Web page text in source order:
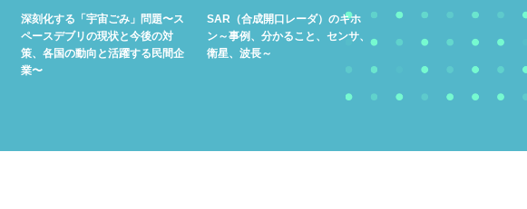
深刻化する「宇宙ごみ」問題〜ス
ペースデブリの現状と今後の対
策、各国の動向と活躍する民間企
業〜
SAR（合成開口レーダ）のキホ
ン～事例、分かること、センサ、
衛星、波長～